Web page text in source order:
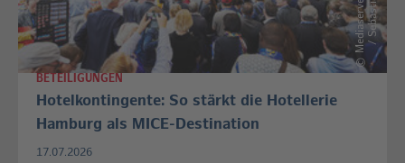
©
BETEILIGUNGEN
Hotelkontingente: So stärkt die Hotellerie
Hamburg als MICE-Destination
17.07.2026